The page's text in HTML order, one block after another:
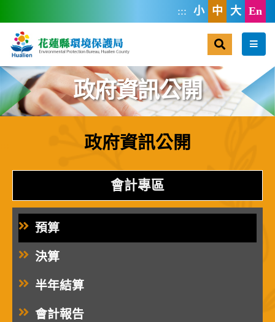
::: 小 中 大 En
選單
政府資訊公開
政府資訊公開
會計專區
預算
決算
半年結算
會計報告